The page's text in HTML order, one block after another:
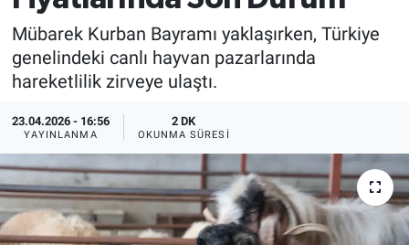
Mübarek Kurban Bayramı yaklaşırken, Türkiye
genelindeki canlı hayvan pazarlarında
hareketlilik zirveye ulaştı.
23.04.2026 - 16:56
YAYINLANMA
2 DK
OKUNMA SÜRESI